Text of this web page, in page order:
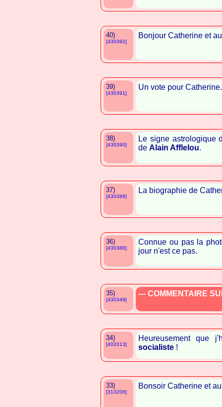
40)
[430392]
Bonjour Catherine et
39)
[430391]
Un vote pour Catherine.
38)
[430390]
Le signe astrologique
de Alain Afflelou.
37)
[430389]
La biographie de
36)
[430388]
Connue ou pas la
jour n'est ce pas.
35)
[430349]
--- COMMENTAIRE
34)
[402013]
Heureusement que
socialiste !
33)
[313206]
Bonsoir Catherine et